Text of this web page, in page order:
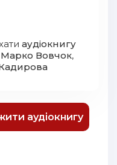
аудіокнигу
Марко Вовчок,
аудіокнигу